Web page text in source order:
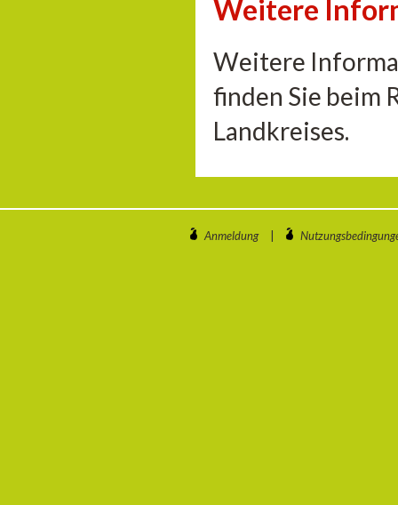
Weitere
Weitere
finden Sie beim
Landkreises.
Anmeldung